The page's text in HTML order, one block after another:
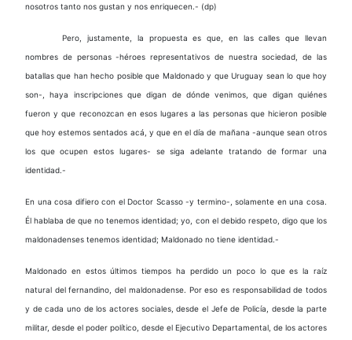
nosotros tanto nos gustan y nos enriquecen.- (dp)
Pero, justamente, la propuesta es que, en las calles que llevan
nombres de personas -héroes representativos de nuestra sociedad, de las
batallas que han hecho posible que Maldonado y que Uruguay sean lo que hoy
son-, haya inscripciones que digan de dónde venimos, que digan quiénes
fueron y que reconozcan en esos lugares a las personas que hicieron posible
que hoy estemos sentados acá, y que en el día de mañana -aunque sean otros
los que ocupen estos lugares- se siga adelante tratando de formar una
identidad.-
En una cosa difiero con el Doctor Scasso -y termino-, solamente en una cosa.
Él hablaba de que no tenemos identidad; yo, con el debido respeto, digo que los
maldonadenses tenemos identidad; Maldonado no tiene identidad.-
Maldonado en estos últimos tiempos ha perdido un poco lo que es la raíz
natural del fernandino, del maldonadense. Por eso es responsabilidad de todos
y de cada uno de los actores sociales, desde el Jefe de Policía, desde la parte
militar, desde el poder político, desde el Ejecutivo Departamental, de los actores